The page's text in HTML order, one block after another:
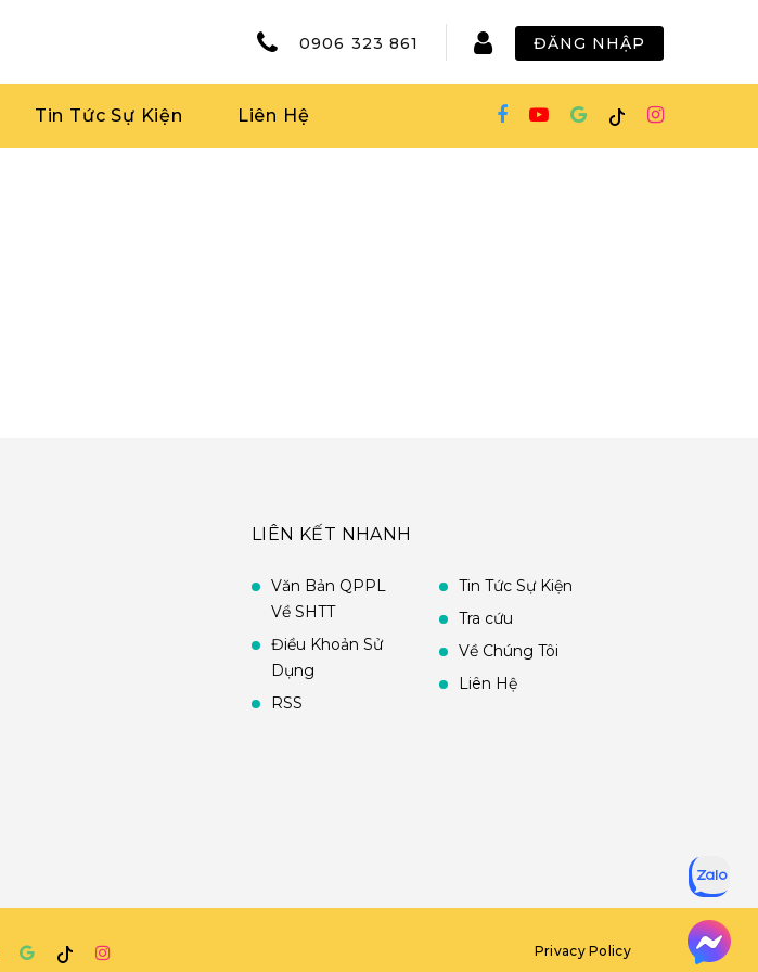
0906 323 861 ĐĂNG NHẬP
Tin Tức Sự Kiện Liên Hệ
LIÊN KẾT NHANH
Văn Bản QPPL
Về SHTT
Điều Khoản Sử
Dụng
RSS
Tin Tức Sự Kiện
Tra cứu
Về Chúng Tôi
Liên Hệ
Privacy Policy